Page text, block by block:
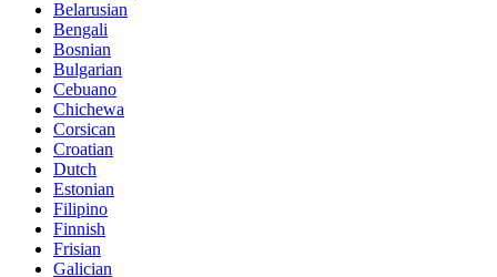
Belarusian
Bengali
Bosnian
Bulgarian
Cebuano
Chichewa
Corsican
Croatian
Dutch
Estonian
Filipino
Finnish
Frisian
Galician